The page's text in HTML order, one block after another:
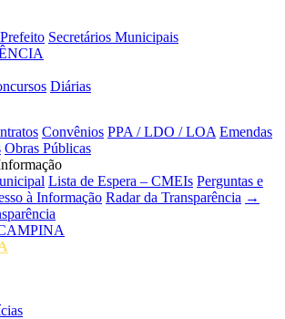
Secretários Municipais
Diárias
Convênios PPA / LDO / LOA Emendas
Obras Públicas
Lista de Espera – CMEIs Perguntas e
à Informação Radar da Transparência →